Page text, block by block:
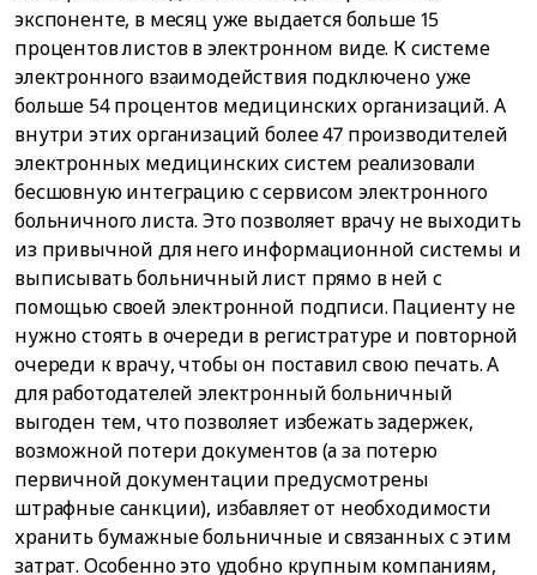
экспоненте, в месяц уже выдается больше 15
процентов листов в электронном виде. К системе
электронного взаимодействия подключено уже
больше 54 процентов медицинских организаций. А
внутри этих организаций более 47 производителей
электронных медицинских систем реализовали
бесшовную интеграцию с сервисом электронного
больничного листа. Это позволяет врачу не выходить
из привычной для него информационной системы и
выписывать больничный лист прямо в ней с
помощью своей электронной подписи. Пациенту не
нужно стоять в очереди в регистратуре и повторной
очереди к врачу, чтобы он поставил свою печать. А
для работодателей электронный больничный
выгоден тем, что позволяет избежать задержек,
возможной потери документов (а за потерю
первичной документации предусмотрены
штрафные санкции), избавляет от необходимости
хранить бумажные больничные и связанных с этим
затрат. Особенно это удобно крупным компаниям,